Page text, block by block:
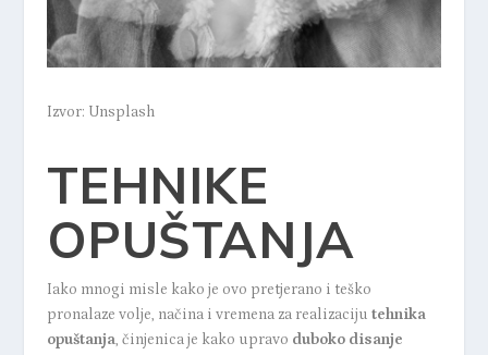
Izvor: Unsplash
TEHNIKE
OPUŠTANJA
Iako mnogi misle kako je ovo pretjerano i teško
pronalaze volje, načina i vremena za realizaciju tehnika
opuštanja, činjenica je kako upravo duboko disanje